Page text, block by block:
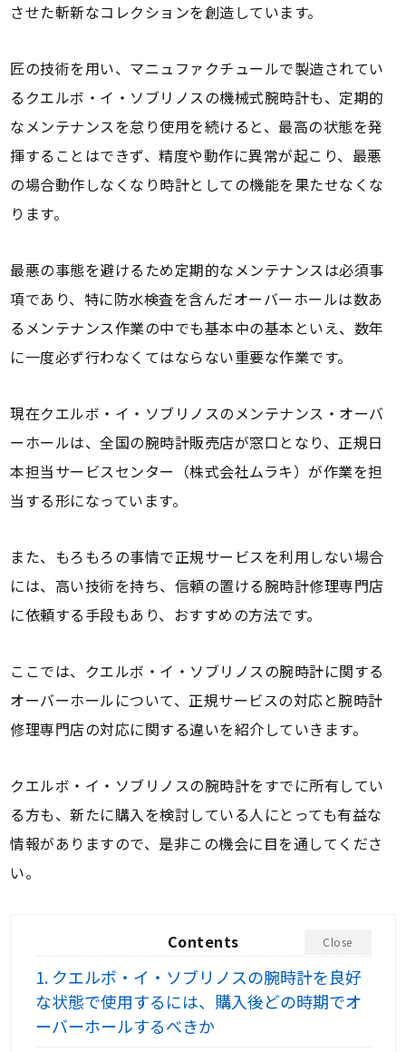
させた斬新なコレクションを創造しています。
匠の技術を用い、マニュファクチュールで製造されてい
るクエルボ・イ・ソブリノスの機械式腕時計も、定期的
なメンテナンスを怠り使用を続けると、最高の状態を発
揮することはできず、精度や動作に異常が起こり、最悪
の場合動作しなくなり時計としての機能を果たせなくな
ります。
最悪の事態を避けるため定期的なメンテナンスは必須事
項であり、特に防水検査を含んだオーバーホールは数あ
るメンテナンス作業の中でも基本中の基本といえ、数年
に一度必ず行わなくてはならない重要な作業です。
現在クエルボ・イ・ソブリノスのメンテナンス・オーバ
ーホールは、全国の腕時計販売店が窓口となり、正規日
本担当サービスセンター（株式会社ムラキ）が作業を担
当する形になっています。
また、もろもろの事情で正規サービスを利用しない場合
には、高い技術を持ち、信頼の置ける腕時計修理専門店
に依頼する手段もあり、おすすめの方法です。
ここでは、クエルボ・イ・ソブリノスの腕時計に関する
オーバーホールについて、正規サービスの対応と腕時計
修理専門店の対応に関する違いを紹介していきます。
クエルボ・イ・ソブリノスの腕時計をすでに所有してい
る方も、新たに購入を検討している人にとっても有益な
情報がありますので、是非この機会に目を通してくださ
い。
Contents Close
1.クエルボ・イ・ソブリノスの腕時計を良好
な状態で使用するには、購入後どの時期でオ
ーバーホールするべきか